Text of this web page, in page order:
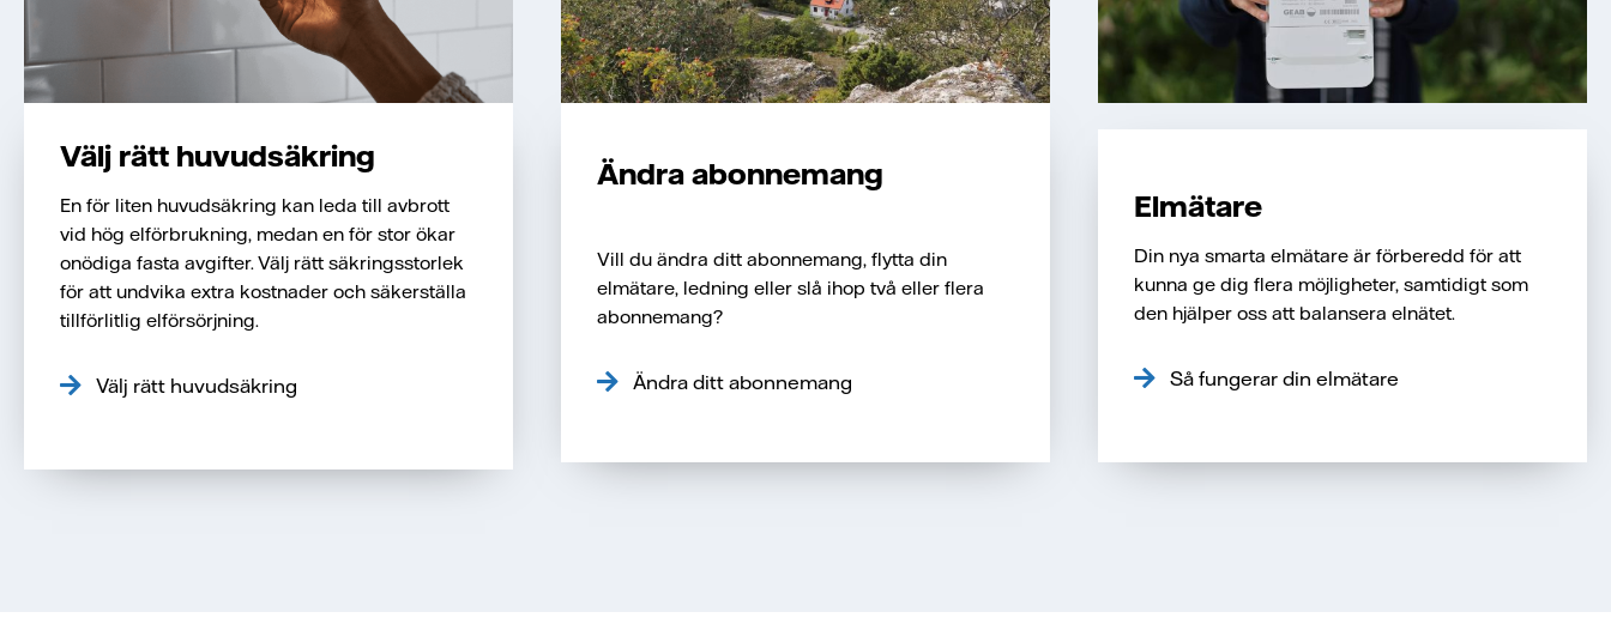
Välj rätt huvudsäkring
En för liten huvudsäkring kan leda till avbrott
vid hög elförbrukning, medan en för stor ökar
onödiga fasta avgifter. Välj rätt säkringsstorlek
för att undvika extra kostnader och säkerställa
tillförlitlig elförsörjning.
Välj rätt huvudsäkring
Ändra abonnemang
Vill du ändra ditt abonnemang, flytta din
elmätare, ledning eller slå ihop två eller flera
abonnemang?
Ändra ditt abonnemang
Elmätare
Din nya smarta elmätare är förberedd för att
kunna ge dig flera möjligheter, samtidigt som
den hjälper oss att balansera elnätet.
Så fungerar din elmätare